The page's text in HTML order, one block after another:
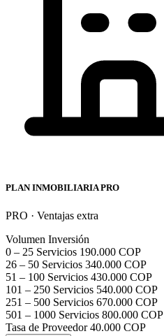
PLAN INMOBILIARIA PRO
PRO · Ventajas extra
Volumen Inversión
0 – 25 Servicios 190.000 COP
26 – 50 Servicios 340.000 COP
51 – 100 Servicios 430.000 COP
101 – 250 Servicios 540.000 COP
251 – 500 Servicios 670.000 COP
501 – 1000 Servicios 800.000 COP
Tasa de Proveedor40.000 COP